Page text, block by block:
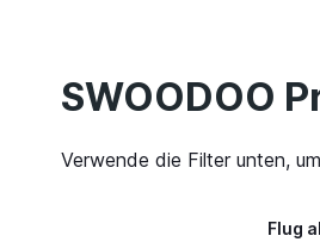
SWOODOO
Verwende die Filter unten,
Flug